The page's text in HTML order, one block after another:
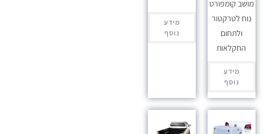
מושב קומפורט
נוח לטרקטור
ולתחום
החקלאות
מידע
נוסף
מידע
נוסף